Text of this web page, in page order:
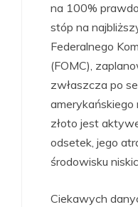
na 100%
stóp na
Federalnego
(FOMC),
zwłaszcza po
amerykańskiego
złoto jest
odsetek, jego
środowisku
Ciekawych